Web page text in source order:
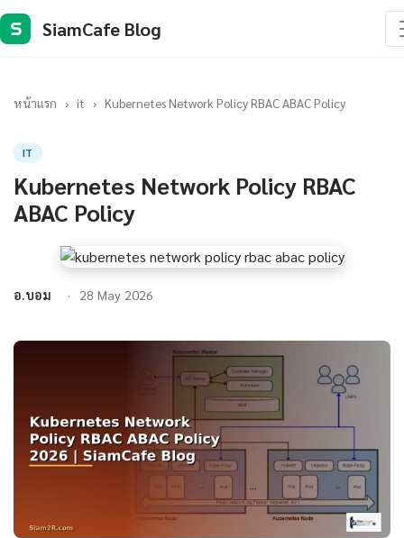
S SiamCafe Blog
หน้าแรก › it › Kubernetes Network Policy RBAC ABAC Policy
IT
Kubernetes Network Policy RBAC
ABAC Policy
อ.บอม 28 May 2026